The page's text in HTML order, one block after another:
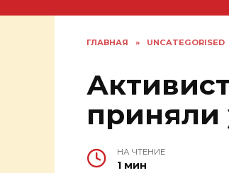
ГЛАВНАЯ » UNCATEGORISED
приняли
НА ЧТЕНИЕ
1 мин